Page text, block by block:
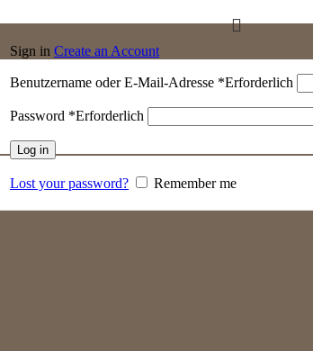
Sign in Create an Account
Benutzername oder E-Mail-Adresse *Erforderlich
Password *Erforderlich
Log in
Lost your password? Remember me